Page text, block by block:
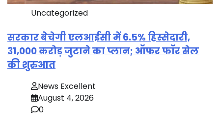
Uncategorized
सरकार बेचेगी एलआईसी में 6.5% हिस्सेदारी,
31,000 करोड़ जुटाने का प्लान; ऑफर फॉर सेल
की शुरुआत
News Excellent
August 4, 2026
0